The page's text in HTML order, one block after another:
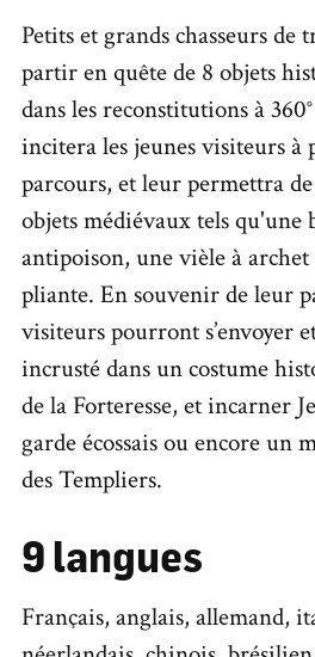
Petits et grands chasseurs
partir en quête de 8 objets
dans les reconstitutions à
incitera les jeunes visiteurs
parcours, et leur permettra
objets médiévaux tels qu'une
antipoison, une vièle à
pliante. En souvenir de leur
visiteurs pourront s’envoyer
incrusté dans un costume
de la Forteresse, et incarner
garde écossais ou encore un
des Templiers.
9 langues
Français, anglais, allemand,